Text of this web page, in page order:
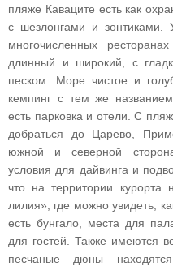
пляже Каваците есть как
с шезлонгами и
многочисленных
длинный и широкий, с
песком. Море чистое и
кемпинг с тем же
есть парковка и отели. С
добраться до Царево,
южной и северной
условия для дайвинга и
что на территории курорта
лилия», где можно увидеть,
есть бунгало, места для
для гостей. Также имеются
песчаные дюны